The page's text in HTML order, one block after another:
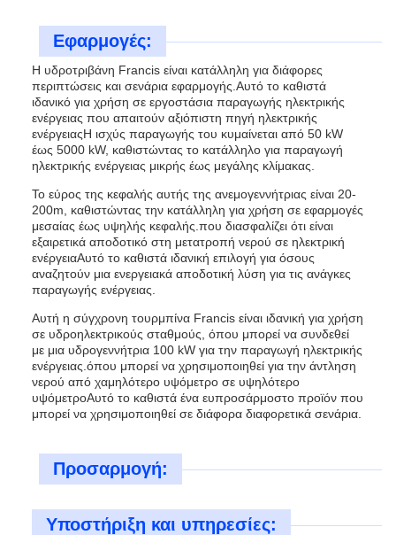
Εφαρμογές:
Η υδροτριβάνη Francis είναι κατάλληλη για διάφορες
περιπτώσεις και σενάρια εφαρμογής.Αυτό το καθιστά
ιδανικό για χρήση σε εργοστάσια παραγωγής ηλεκτρικής
ενέργειας που απαιτούν αξιόπιστη πηγή ηλεκτρικής
ενέργειαςΗ ισχύς παραγωγής του κυμαίνεται από 50 kW
έως 5000 kW, καθιστώντας το κατάλληλο για παραγωγή
ηλεκτρικής ενέργειας μικρής έως μεγάλης κλίμακας.
Το εύρος της κεφαλής αυτής της ανεμογεννήτριας είναι 20-
200m, καθιστώντας την κατάλληλη για χρήση σε εφαρμογές
μεσαίας έως υψηλής κεφαλής.που διασφαλίζει ότι είναι
εξαιρετικά αποδοτικό στη μετατροπή νερού σε ηλεκτρική
ενέργειαΑυτό το καθιστά ιδανική επιλογή για όσους
αναζητούν μια ενεργειακά αποδοτική λύση για τις ανάγκες
παραγωγής ενέργειας.
Αυτή η σύγχρονη τουρμπίνα Francis είναι ιδανική για χρήση
σε υδροηλεκτρικούς σταθμούς, όπου μπορεί να συνδεθεί
με μια υδρογεννήτρια 100 kW για την παραγωγή ηλεκτρικής
ενέργειας.όπου μπορεί να χρησιμοποιηθεί για την άντληση
νερού από χαμηλότερο υψόμετρο σε υψηλότερο
υψόμετροΑυτό το καθιστά ένα ευπροσάρμοστο προϊόν που
μπορεί να χρησιμοποιηθεί σε διάφορα διαφορετικά σενάρια.
Προσαρμογή:
Υποστήριξη και υπηρεσίες: